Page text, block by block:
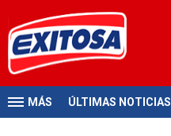
MÁS ÚLTIMAS NOTICIAS